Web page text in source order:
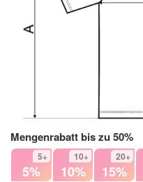
Mengenrabatt bis zu 50%
5+
5%
10+
10%
20+
15%